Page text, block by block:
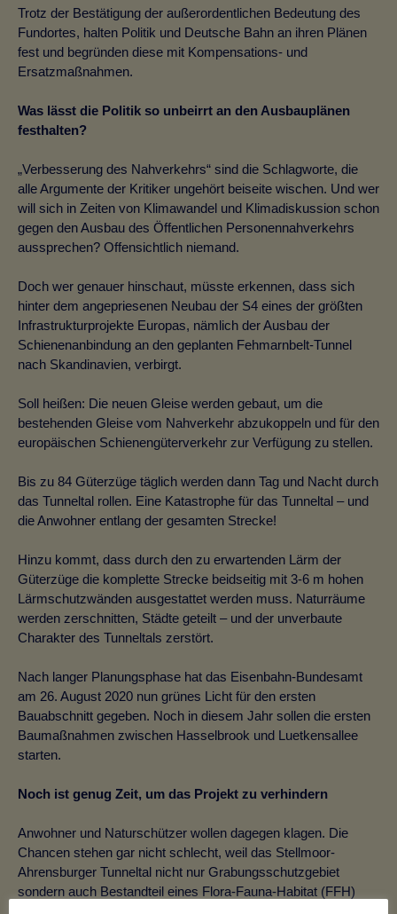
Trotz der Bestätigung der außerordentlichen Bedeutung des
Fundortes, halten Politik und Deutsche Bahn an ihren Plänen
fest und begründen diese mit Kompensations- und
Ersatzmaßnahmen.
Was lässt die Politik so unbeirrt an den Ausbauplänen
festhalten?
„Verbesserung des Nahverkehrs“ sind die Schlagworte, die
alle Argumente der Kritiker ungehört beiseite wischen. Und wer
will sich in Zeiten von Klimawandel und Klimadiskussion schon
gegen den Ausbau des Öffentlichen Personennahverkehrs
aussprechen? Offensichtlich niemand.
Doch wer genauer hinschaut, müsste erkennen, dass sich
hinter dem angepriesenen Neubau der S4 eines der größten
Infrastrukturprojekte Europas, nämlich der Ausbau der
Schienenanbindung an den geplanten Fehmarnbelt-Tunnel
nach Skandinavien, verbirgt.
Soll heißen: Die neuen Gleise werden gebaut, um die
bestehenden Gleise vom Nahverkehr abzukoppeln und für den
europäischen Schienengüterverkehr zur Verfügung zu stellen.
Bis zu 84 Güterzüge täglich werden dann Tag und Nacht durch
das Tunneltal rollen. Eine Katastrophe für das Tunneltal – und
die Anwohner entlang der gesamten Strecke!
Hinzu kommt, dass durch den zu erwartenden Lärm der
Güterzüge die komplette Strecke beidseitig mit 3-6 m hohen
Lärmschutzwänden ausgestattet werden muss. Naturräume
werden zerschnitten, Städte geteilt – und der unverbaute
Charakter des Tunneltals zerstört.
Nach langer Planungsphase hat das Eisenbahn-Bundesamt
am 26. August 2020 nun grünes Licht für den ersten
Bauabschnitt gegeben. Noch in diesem Jahr sollen die ersten
Baumaßnahmen zwischen Hasselbrook und Luetkensallee
starten.
Noch ist genug Zeit, um das Projekt zu verhindern
Anwohner und Naturschützer wollen dagegen klagen. Die
Chancen stehen gar nicht schlecht, weil das Stellmoor-
Ahrensburger Tunneltal nicht nur Grabungsschutzgebiet
sondern auch Bestandteil eines Flora-Fauna-Habitat (FFH)